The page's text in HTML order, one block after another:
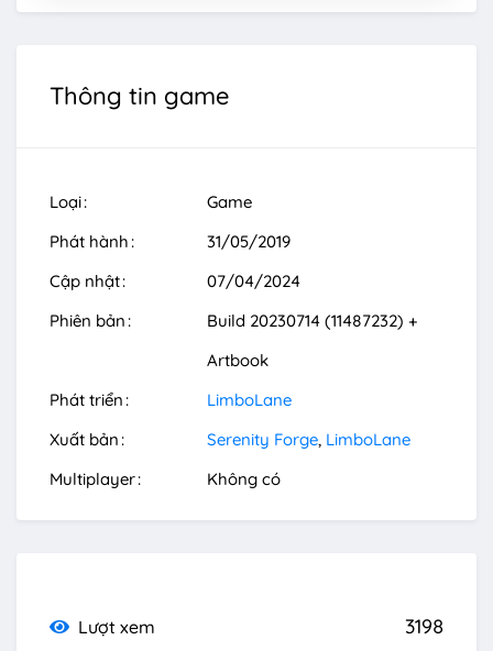
Thông tin game
Loại
Game
Phát hành
31/05/2019
Cập nhật
07/04/2024
Phiên bản
Build 20230714 (11487232) +
Artbook
Phát triển
LimboLane
Xuất bản
Serenity Forge LimboLane
Multiplayer
Không có
Lượt xem 3198